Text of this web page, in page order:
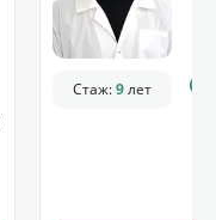
Стаж:9лет